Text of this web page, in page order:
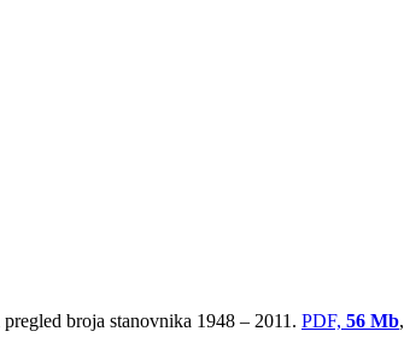
broja stanovnika 1948 – 2011. PDF, 56 Mb,